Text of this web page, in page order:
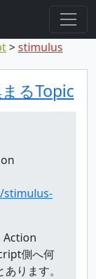
stimulus
るTopic
stimulus-
Action
側へ何
ります。